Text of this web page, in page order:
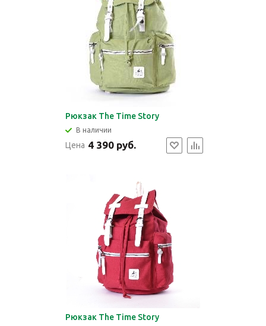
Рюкзак The Time Story
В наличии
Цена 4 390 руб.
Рюкзак The Time Story